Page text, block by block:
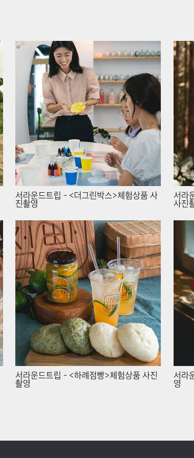
서라운드트립 - <더그린박스>체험상품 사
진촬영
서라
사진
서라운드트립 - <하례점빵>체험상품 사진
촬영
서라
영